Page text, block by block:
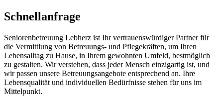
Schnell­anfrage
Seniorenbetreuung Lebherz ist Ihr vertrauenswürdiger Partner für
die Vermittlung von Betreuungs- und Pflegekräften, um Ihren
Lebensalltag zu Hause, in Ihrem gewohnten Umfeld, bestmöglich
zu gestalten. Wir verstehen, dass jeder Mensch einzigartig ist, und
wir passen unsere Betreuungsangebote entsprechend an. Ihre
Lebensqualität und individuellen Bedürfnisse stehen für uns im
Mittelpunkt.